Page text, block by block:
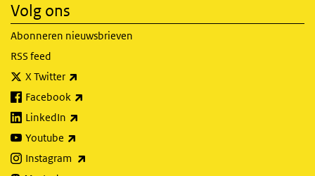
Volg ons
Abonneren nieuwsbrieven
RSS feed
X Twitter
Facebook
LinkedIn
Youtube
Instagram